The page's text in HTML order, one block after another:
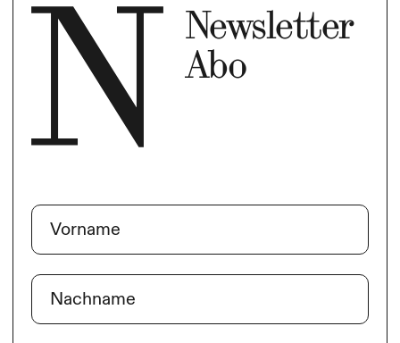
Newsletter
Abo
Name